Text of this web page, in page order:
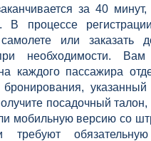
за 40
В процессе
или заказать
необходимости.
каждого пассажира
посадочный талон,
мобильную версию со
требуют